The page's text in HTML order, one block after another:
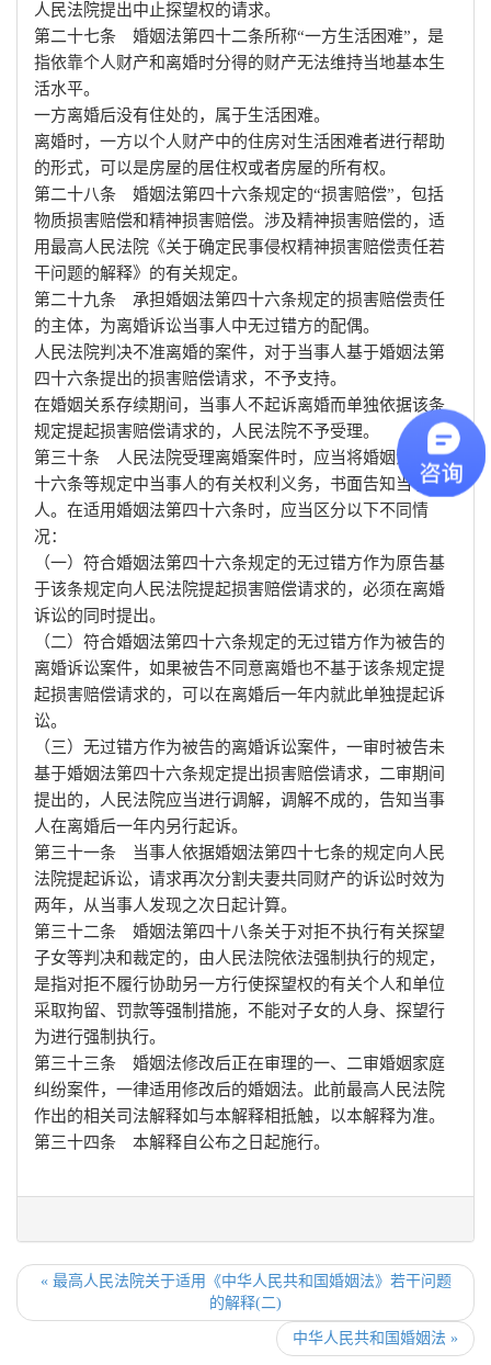
人民法院提出中止探望权的请求。
第二十七条 婚姻法第四十二条所称“一方生活困难”，是
指依靠个人财产和离婚时分得的财产无法维持当地基本生
活水平。
一方离婚后没有住处的，属于生活困难。
离婚时，一方以个人财产中的住房对生活困难者进行帮助
的形式，可以是房屋的居住权或者房屋的所有权。
第二十八条 婚姻法第四十六条规定的“损害赔偿”，包括
物质损害赔偿和精神损害赔偿。涉及精神损害赔偿的，适
用最高人民法院《关于确定民事侵权精神损害赔偿责任若
干问题的解释》的有关规定。
第二十九条 承担婚姻法第四十六条规定的损害赔偿责任
的主体，为离婚诉讼当事人中无过错方的配偶。
人民法院判决不准离婚的案件，对于当事人基于婚姻法第
四十六条提出的损害赔偿请求，不予支持。
在婚姻关系存续期间，当事人不起诉离婚而单独依据该条
规定提起损害赔偿请求的，人民法院不予受理。
第三十条 人民法院受理离婚案件时，应当将婚姻法第四
十六条等规定中当事人的有关权利义务，书面告知当事
人。在适用婚姻法第四十六条时，应当区分以下不同情
况：
（一）符合婚姻法第四十六条规定的无过错方作为原告基
于该条规定向人民法院提起损害赔偿请求的，必须在离婚
诉讼的同时提出。
（二）符合婚姻法第四十六条规定的无过错方作为被告的
离婚诉讼案件，如果被告不同意离婚也不基于该条规定提
起损害赔偿请求的，可以在离婚后一年内就此单独提起诉
讼。
（三）无过错方作为被告的离婚诉讼案件，一审时被告未
基于婚姻法第四十六条规定提出损害赔偿请求，二审期间
提出的，人民法院应当进行调解，调解不成的，告知当事
人在离婚后一年内另行起诉。
第三十一条 当事人依据婚姻法第四十七条的规定向人民
法院提起诉讼，请求再次分割夫妻共同财产的诉讼时效为
两年，从当事人发现之次日起计算。
第三十二条 婚姻法第四十八条关于对拒不执行有关探望
子女等判决和裁定的，由人民法院依法强制执行的规定，
是指对拒不履行协助另一方行使探望权的有关个人和单位
采取拘留、罚款等强制措施，不能对子女的人身、探望行
为进行强制执行。
第三十三条 婚姻法修改后正在审理的一、二审婚姻家庭
纠纷案件，一律适用修改后的婚姻法。此前最高人民法院
作出的相关司法解释如与本解释相抵触，以本解释为准。
第三十四条 本解释自公布之日起施行。
«最高人民法院关于适用《中华人民共和国婚姻法》若干问题
的解释(二)
中华人民共和国婚姻法 »